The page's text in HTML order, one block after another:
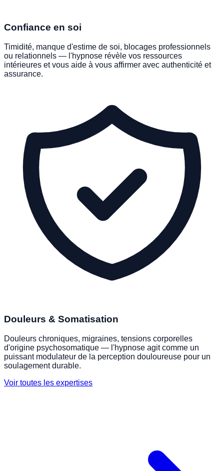
Confiance en soi
Timidité, manque d'estime de soi, blocages professionnels
ou relationnels — l'hypnose révèle vos ressources
intérieures et vous aide à vous affirmer avec authenticité et
assurance.
Douleurs & Somatisation
Douleurs chroniques, migraines, tensions corporelles
d'origine psychosomatique — l'hypnose agit comme un
puissant modulateur de la perception douloureuse pour un
soulagement durable.
Voir toutes les expertises